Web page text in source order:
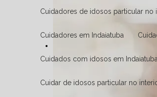
Cuidadores de idosos particular no
Cuidadores em Indaiatuba
Cuidados com idosos em Indaiatuba
Cuidar de idosos particular no